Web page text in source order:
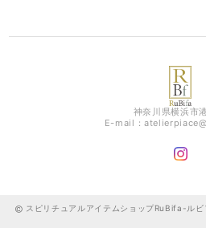
神奈川県横浜市
E-mail：
スピリチュアルアイテムショップRuBifa-ル